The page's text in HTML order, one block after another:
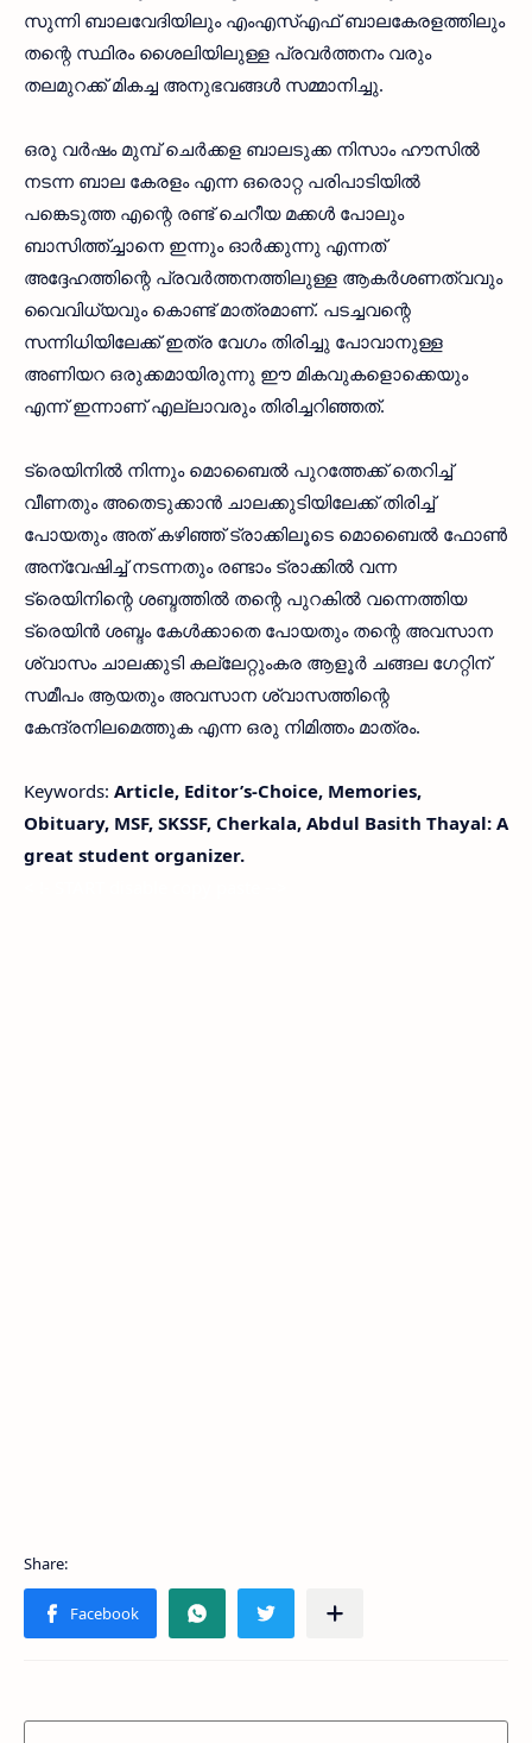
സുന്നി ബാലവേദിയിലും എംഎസ്എഫ് ബാലകേരളത്തിലും
തന്റെ സ്ഥിരം ശൈലിയിലുള്ള പ്രവർത്തനം വരും
തലമുറക്ക് മികച്ച അനുഭവങ്ങൾ സമ്മാനിച്ചു.
ഒരു വർഷം മുമ്പ് ചെർക്കള ബാലടുക്ക നിസാം ഹൗസിൽ
നടന്ന ബാല കേരളം എന്ന ഒരൊറ്റ പരിപാടിയിൽ
പങ്കെടുത്ത എന്റെ രണ്ട് ചെറീയ മക്കൾ പോലും
ബാസിത്ത്ച്ചാനെ ഇന്നും ഓർക്കുന്നു എന്നത്
അദ്ദേഹത്തിന്റെ പ്രവർത്തനത്തിലുള്ള ആകർശണത്വവും
വൈവിധ്യവും കൊണ്ട് മാത്രമാണ്. പടച്ചവന്റെ
സന്നിധിയിലേക്ക് ഇത്ര വേഗം തിരിച്ചു പോവാനുള്ള
അണിയറ ഒരുക്കമായിരുന്നു ഈ മികവുകളൊക്കെയും
എന്ന് ഇന്നാണ് എല്ലാവരും തിരിച്ചറിഞ്ഞത്.
ട്രെയിനിൽ നിന്നും മൊബൈൽ പുറത്തേക്ക് തെറിച്ച്
വീണതും അതെടുക്കാൻ ചാലക്കുടിയിലേക്ക് തിരിച്ച്
പോയതും അത് കഴിഞ്ഞ് ട്രാക്കിലൂടെ മൊബൈൽ ഫോൺ
അന്വേഷിച്ച് നടന്നതും രണ്ടാം ട്രാക്കിൽ വന്ന
ട്രെയിനിന്റെ ശബ്ദത്തിൽ തന്റെ പുറകിൽ വന്നെത്തിയ
ട്രെയിൻ ശബ്ദം കേൾക്കാതെ പോയതും തന്റെ അവസാന
ശ്വാസം ചാലക്കുടി കല്ലേറ്റുംകര ആളൂർ ചങ്ങല ഗേറ്റിന്
സമീപം ആയതും അവസാന ശ്വാസത്തിന്റെ
കേന്ദ്രനിലമെത്തുക എന്ന ഒരു നിമിത്തം മാത്രം.
Keywords: Article, Editor’s-Choice, Memories,
Obituary, MSF, SKSSF, Cherkala, Abdul Basith Thayal: A
great student organizer.